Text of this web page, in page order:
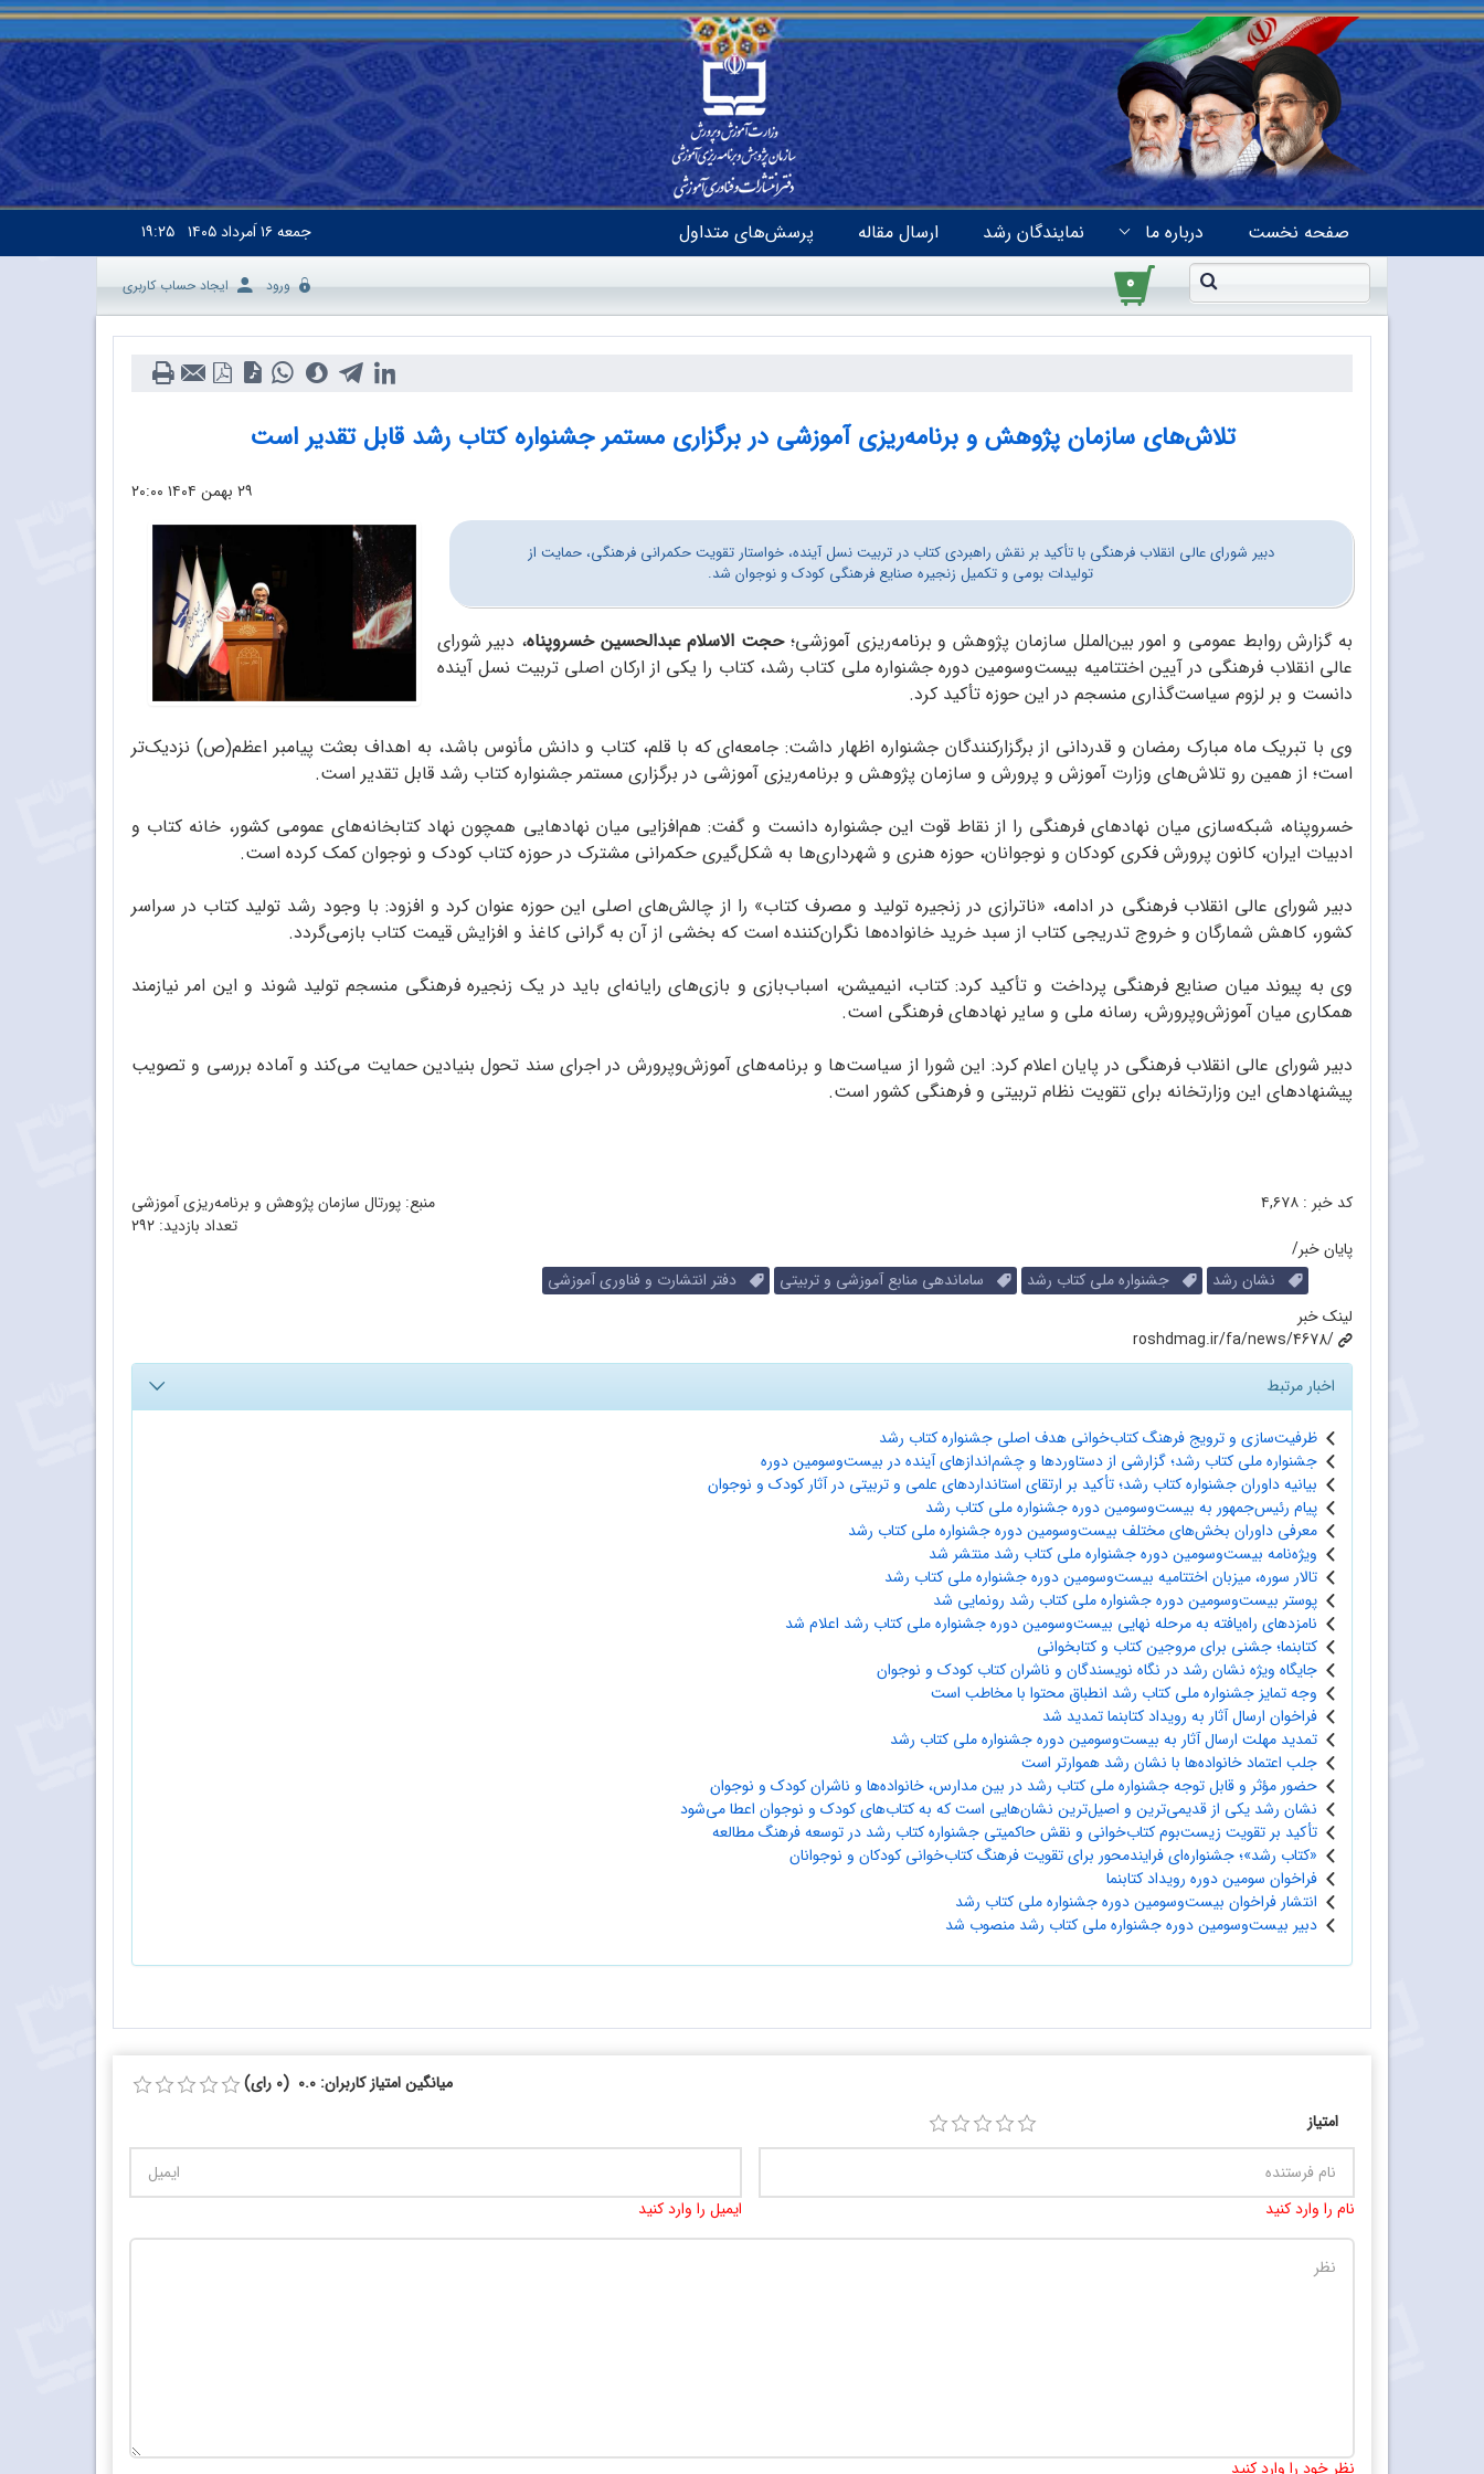
صفحه نخست درباره ما نمایندگان رشد ارسال مقاله پرسش‌های متداول جمعه۱۶ اَمرداد ۱۴۰۵ ۱۹:۲۵
۰ ورود ایجاد حساب کاربری
تلاش‌های سازمان پژوهش و برنامه‌ریزی آموزشی در برگزاری مستمر جشنواره کتاب رشد قابل تقدیر است
۲۹ بهمن ۱۴۰۴ ۲۰:۰۰
دبیر شورای عالی انقلاب فرهنگی با تأکید بر نقش راهبردی کتاب در تربیت نسل آینده، خواستار تقویت حکمرانی فرهنگی، حمایت از
تولیدات بومی و تکمیل زنجیره صنایع فرهنگی کودک و نوجوان شد.
به گزارش روابط عمومی و امور بین‌الملل سازمان پژوهش و برنامه‌ریزی آموزشی؛حجت الاسلام عبدالحسین خسروپناه، دبیر شورای
عالی انقلاب فرهنگی در آیین اختتامیه بیست‌وسومین دوره جشنواره ملی کتاب رشد، کتاب را یکی از ارکان اصلی تربیت نسل آینده
دانست و بر لزوم سیاست‌گذاری منسجم در این حوزه تأکید کرد.
وی با تبریک ماه مبارک رمضان و قدردانی از برگزارکنندگان جشنواره اظهار داشت: جامعه‌ای که با قلم، کتاب و دانش مأنوس باشد، به اهداف بعثت پیامبر اعظم(ص) نزدیک‌تر
است؛ از همین رو تلاش‌های وزارت آموزش و پرورش و سازمان پژوهش و برنامه‌ریزی آموزشی در برگزاری مستمر جشنواره کتاب رشد قابل تقدیر است.
خسروپناه، شبکه‌سازی میان نهادهای فرهنگی را از نقاط قوت این جشنواره دانست و گفت: هم‌افزایی میان نهادهایی همچون نهاد کتابخانه‌های عمومی کشور، خانه کتاب و
ادبیات ایران، کانون پرورش فکری کودکان و نوجوانان، حوزه هنری و شهرداری‌ها به شکل‌گیری حکمرانی مشترک در حوزه کتاب کودک و نوجوان کمک کرده است.
دبیر شورای عالی انقلاب فرهنگی در ادامه، «ناترازی در زنجیره تولید و مصرف کتاب» را از چالش‌های اصلی این حوزه عنوان کرد و افزود: با وجود رشد تولید کتاب در سراسر
کشور، کاهش شمارگان و خروج تدریجی کتاب از سبد خرید خانواده‌ها نگران‌کننده است که بخشی از آن به گرانی کاغذ و افزایش قیمت کتاب بازمی‌گردد.
وی به پیوند میان صنایع فرهنگی پرداخت و تأکید کرد: کتاب، انیمیشن، اسباب‌بازی و بازی‌های رایانه‌ای باید در یک زنجیره فرهنگی منسجم تولید شوند و این امر نیازمند
همکاری میان آموزش‌وپرورش، رسانه ملی و سایر نهادهای فرهنگی است.
دبیر شورای عالی انقلاب فرهنگی در پایان اعلام کرد: این شورا از سیاست‌ها و برنامه‌های آموزش‌وپرورش در اجرای سند تحول بنیادین حمایت می‌کند و آماده بررسی و تصویب
پیشنهادهای این وزارتخانه برای تقویت نظام تربیتی و فرهنگی کشور است.
منبع: پورتال سازمان پژوهش و برنامه‌ریزی آموزشی
تعداد بازدید: ۲۹۲
کد خبر : ۴,۶۷۸
پایان خبر/
نشان رشد
جشنواره ملی کتاب رشد ساماندهی منابع آموزشی و تربیتی
دفتر انتشارت و فناوری آموزشی
لینک خبر
roshdmag.ir/fa/news/4678/
اخبار مرتبط
ظرفیت‌سازی و ترویج فرهنگ کتاب‌خوانی هدف اصلی جشنواره کتاب رشد
جشنواره ملی کتاب رشد؛ گزارشی از دستاوردها و چشم‌اندازهای آینده در بیست‌و‌سومین دوره
بیانیه داوران جشنواره کتاب رشد؛ تأکید بر ارتقای استانداردهای علمی و تربیتی در آثار کودک و نوجوان
پیام رئیس‌جمهور به بیست‌وسومین دوره جشنواره ملی کتاب رشد
معرفی داوران بخش‌های مختلف بیست‌وسومین دوره جشنواره ملی کتاب رشد
ویژه‌نامه بیست‌وسومین دوره جشنواره ملی کتاب رشد منتشر شد
تالار سوره، میزبان اختتامیه بیست‌وسومین دوره جشنواره ملی کتاب رشد
پوستر بیست‌وسومین دوره جشنواره ملی کتاب رشد رونمایی شد
نامزدهای راه‌یافته به مرحله نهایی بیست‌وسومین دوره جشنواره ملی کتاب رشد اعلام شد
کتابنما؛ جشنی برای مروجین کتاب و کتابخوانی
جایگاه ویژه‌ نشان رشد در نگاه نویسندگان و ناشران کتاب کودک و نوجوان
وجه تمایز جشنواره ملی کتاب رشد انطباق محتوا با مخاطب است
فراخوان ارسال آثار به رویداد کتابنما تمدید شد
تمدید مهلت ارسال آثار به بیست‌وسومین دوره جشنواره ملی کتاب رشد
جلب اعتماد خانواده‌ها با نشان رشد هموارتر است
حضور مؤثر و قابل توجه جشنواره ملی کتاب رشد در بین مدارس، خانواده‌ها و ناشران کودک و نوجوان
نشان رشد یکی از قدیمی‌ترین و اصیل‌ترین نشان‌هایی است که به کتاب‌های کودک و نوجوان اعطا می‌شود
تأکید بر تقویت زیست‌بوم کتاب‌خوانی و نقش حاکمیتی جشنواره کتاب رشد در توسعه فرهنگ مطالعه
«کتاب رشد»؛ جشنواره‌ای فرایندمحور برای تقویت فرهنگ کتاب‌خوانی کودکان و نوجوانان
فراخوان سومین دوره رویداد کتابنما
انتشار فراخوان بیست‌وسومین دوره جشنواره ملی کتاب رشد
دبیر بیست‌وسومین دوره جشنواره ملی کتاب رشد منصوب شد
میانگین امتیاز کاربران: 0.0 (0 رای)
امتیاز
نام را وارد کنید ایمیل را وارد کنید
نظر خود را وارد کنید